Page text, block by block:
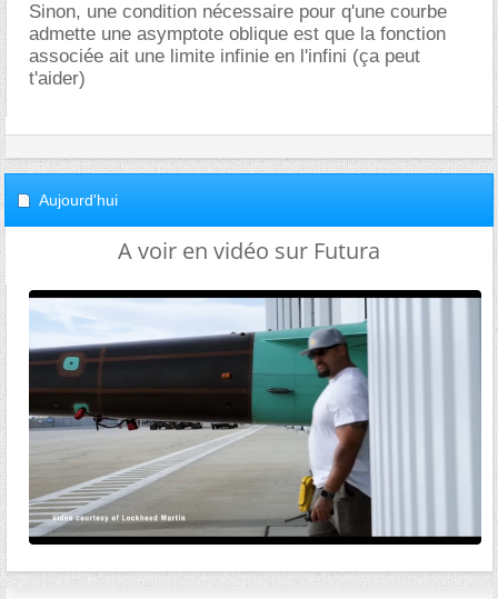
Sinon, une condition nécessaire pour q'une courbe
admette une asymptote oblique est que la fonction
associée ait une limite infinie en l'infini (ça peut
t'aider)
Aujourd'hui
A voir en vidéo sur Futura